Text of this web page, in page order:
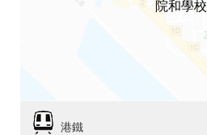
院和學校
港鐵